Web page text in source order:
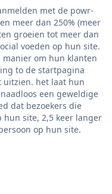
met de powr-
meer dan 250% (meer
groeien tot meer dan
voeden op hun site.
om hun klanten
to de startpagina
uitzien. het laat hun
een geweldige
dat bezoekers die
site, 2,5 keer langer
op hun site.